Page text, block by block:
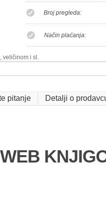
Broj pregleda:
Način plaćanja:
veličinom i sl.
pitanje Detalji o